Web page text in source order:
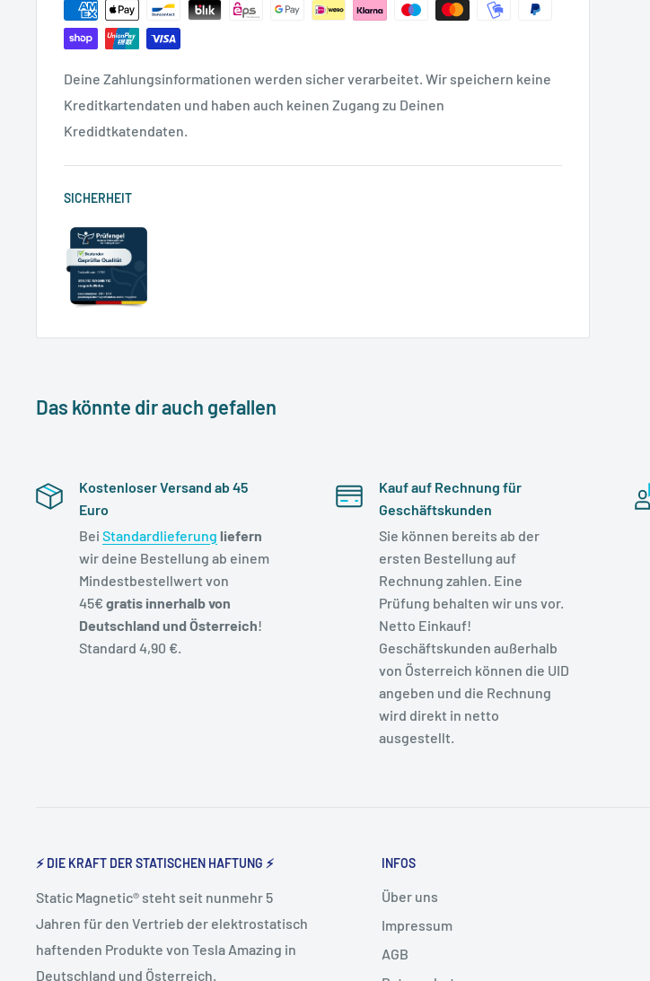
Deine Zahlungsinformationen werden sicher verarbeitet. Wir speichern keine
Kreditkartendaten und haben auch keinen Zugang zu Deinen
Kredidtkatendaten.
SICHERHEIT
Das könnte dir auch gefallen
Kostenloser Versand ab 45
Euro
Bei Standardlieferung liefern
wir deine Bestellung ab einem
Mindestbestellwert von
45€ gratis innerhalb von
Deutschland und Österreich!
Standard 4,90 €.
Kauf auf Rechnung für
Geschäftskunden
Sie können bereits ab der
ersten Bestellung auf
Rechnung zahlen. Eine
Prüfung behalten wir uns vor.
Netto Einkauf!
Geschäftskunden außerhalb
von Österreich können die UID
angeben und die Rechnung
wird direkt in netto
ausgestellt.
⚡ DIE KRAFT DER STATISCHEN HAFTUNG ⚡
Static Magnetic® steht seit nunmehr 5
Jahren für den Vertrieb der elektrostatisch
haftenden Produkte von Tesla Amazing in
Deutschland und Österreich.
INFOS
Über uns
Impressum
AGB